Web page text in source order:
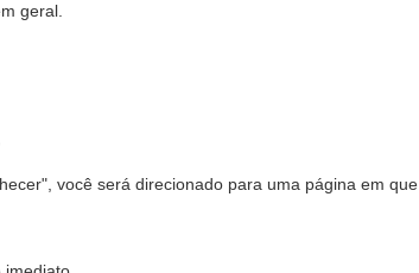
geral.
você será direcionado para uma página em